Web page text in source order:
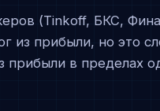
(Tinkoff, БКС,
из прибыли, но это
прибыли в пределах